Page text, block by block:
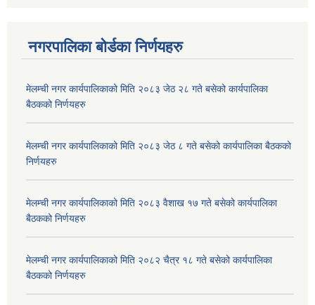
नगरपालिका बोर्डका निर्णयहरु
मेलम्ची नगर कार्यपालिकाको मिति २०८३ जेठ २८ गते बसेको कार्यपालिका
बैठकको निर्णयहरु
मेलम्ची नगर कार्यपालिकाको मिति २०८३ जेठ ८ गते बसेको कार्यपालिका बैठकको
निर्णयहरु
मेलम्ची नगर कार्यपालिकाको मिति २०८३ वैशाख १७ गते बसेको कार्यपालिका
बैठकको निर्णयहरु
मेलम्ची नगर कार्यपालिकाको मिति २०८२ चैत्र १८ गते बसेको कार्यपालिका
बैठकको निर्णयहरु